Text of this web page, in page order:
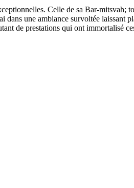
Celle de sa Bar-
une ambiance survoltée
de prestations qui ont immortalisé